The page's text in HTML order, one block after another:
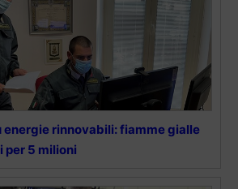
energie rinnovabili: fiamme gialle
per 5 milioni